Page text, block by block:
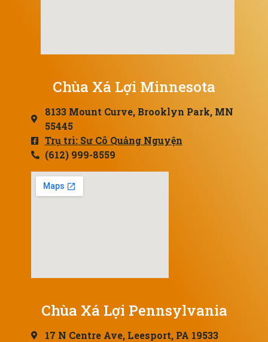
Chùa Xá Lợi Minnesota
8133 Mount Curve, Brooklyn Park, MN
55445
Trụ trì: Sư Cô Quảng Nguyện
(612) 999-8559
Chùa Xá Lợi Pennsylvania
17 N Centre Ave, Leesport, PA 19533